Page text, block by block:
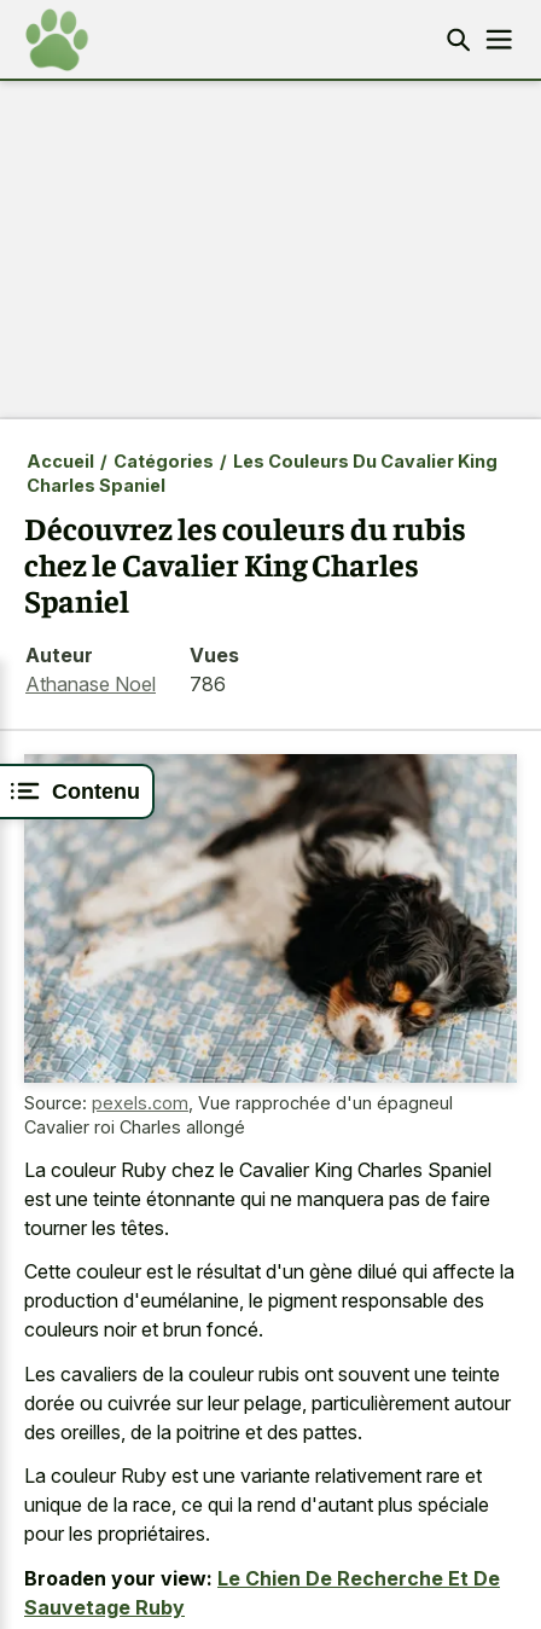
Contenu
Accueil / Catégories / Les Couleurs Du Cavalier King
Charles Spaniel
Découvrez les couleurs du rubis
chez le Cavalier King Charles
Spaniel
Auteur
Athanase Noel
Vues
786
Source: pexels.com Vue rapprochée d'un épagneul
Cavalier roi Charles allongé
La couleur Ruby chez le Cavalier King Charles Spaniel
est une teinte étonnante qui ne manquera pas de faire
tourner les têtes.
Cette couleur est le résultat d'un gène dilué qui affecte la
production d'eumélanine, le pigment responsable des
couleurs noiret brun foncé.
Les cavaliers de la couleur rubis ont souvent une teinte
dorée ou cuivrée sur leur pelage, particulièrement autour
des oreilles, de la poitrine et des pattes.
La couleur Ruby est une variante relativement rare et
unique de la race, ce qui la rend d'autant plus spéciale
pour les propriétaires.
Broaden your view: Le Chien De Recherche Et De
Sauvetage Ruby